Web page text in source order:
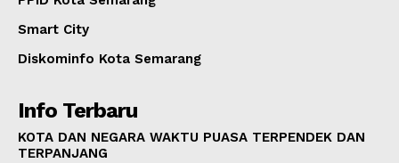
Smart City
Diskominfo Kota Semarang
Info Terbaru
KOTA DAN NEGARA WAKTU PUASA TERPENDEK DAN
TERPANJANG